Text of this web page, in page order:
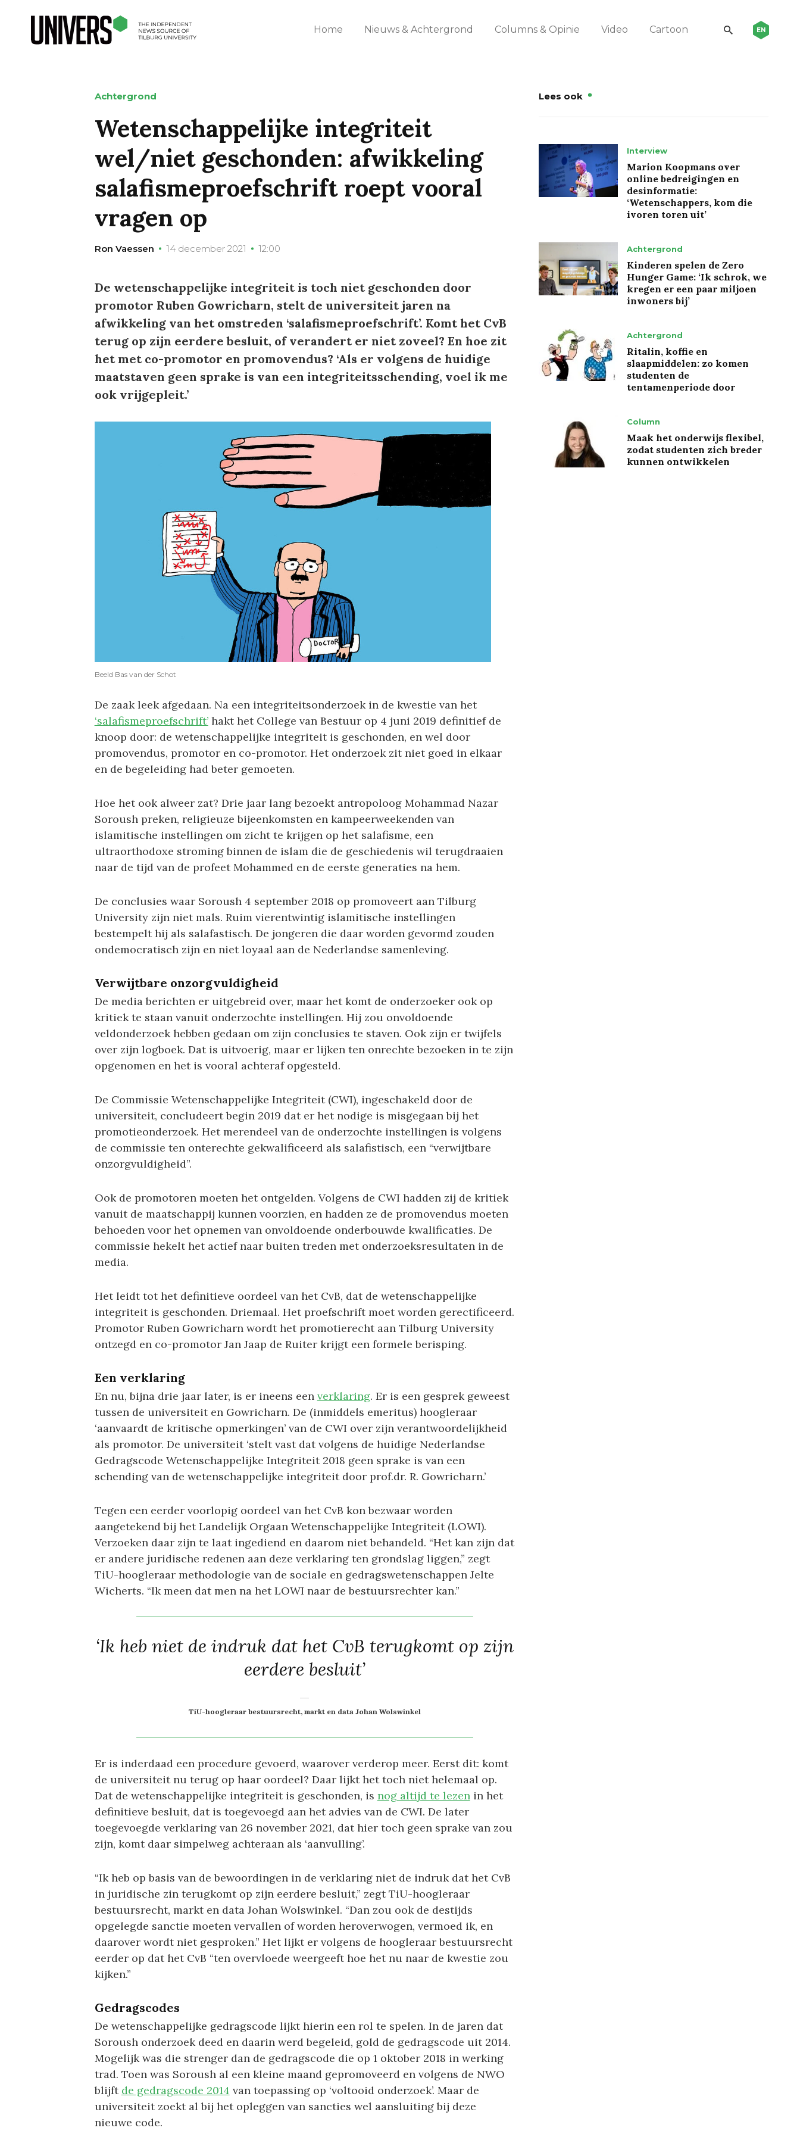
Home Nieuws & Achtergrond Columns & Opinie Video Cartoon EN
Achtergrond
Wetenschappelijke integriteit
wel/niet geschonden: afwikkeling
salafismeproefschrift roept vooral
vragen op
Ron Vaessen 14 december 2021 12:00
De wetenschappelijke integriteit is toch niet geschonden door
promotor Ruben Gowricharn, stelt de universiteit jaren na
afwikkeling van het omstreden ‘salafismeproefschrift’. Komt het CvB
terug op zijn eerdere besluit, of verandert er niet zoveel? En hoe zit
het met co-promotor en promovendus? ‘Als er volgens de huidige
maatstaven geen sprake is van een integriteitsschending, voel ik me
ook vrijgepleit.’
Beeld Bas van der Schot
De zaak leek afgedaan. Na een integriteitsonderzoek in de kwestie van het
‘salafismeproefschrift’hakt het College van Bestuur op 4 juni 2019 definitief de
knoop door: de wetenschappelijke integriteit is geschonden, en wel door
promovendus, promotor en co-promotor. Het onderzoek zit niet goed in elkaar
en de begeleiding had beter gemoeten.
Hoe het ook alweer zat? Drie jaar lang bezoekt antropoloog Mohammad Nazar
Soroush preken, religieuze bijeenkomsten en kampeerweekenden van
islamitische instellingen om zicht te krijgen op het salafisme, een
ultraorthodoxe stroming binnen de islam die de geschiedenis wil terugdraaien
naar de tijd van de profeet Mohammed en de eerste generaties na hem.
De conclusies waar Soroush 4 september 2018 op promoveert aan Tilburg
University zijn niet mals. Ruim vierentwintig islamitische instellingen
bestempelt hij als salafastisch. De jongeren die daar worden gevormd zouden
ondemocratisch zijn en niet loyaal aan de Nederlandse samenleving.
Verwijtbare onzorgvuldigheid
De media berichten er uitgebreid over, maar het komt de onderzoeker ook op
kritiek te staan vanuit onderzochte instellingen. Hij zou onvoldoende
veldonderzoek hebben gedaan om zijn conclusies te staven. Ook zijn er twijfels
over zijn logboek. Dat is uitvoerig, maar er lijken ten onrechte bezoeken in te zijn
opgenomen en het is vooral achteraf opgesteld.
De Commissie Wetenschappelijke Integriteit (CWI), ingeschakeld door de
universiteit, concludeert begin 2019 dat er het nodige is misgegaan bij het
promotieonderzoek. Het merendeel van de onderzochte instellingen is volgens
de commissie ten onterechte gekwalificeerd als salafistisch, een “verwijtbare
onzorgvuldigheid”.
Ook de promotoren moeten het ontgelden. Volgens de CWI hadden zij de kritiek
vanuit de maatschappij kunnen voorzien, en hadden ze de promovendus moeten
behoeden voor het opnemen van onvoldoende onderbouwde kwalificaties. De
commissie hekelt het actief naar buiten treden met onderzoeksresultaten in de
media.
Het leidt tot het definitieve oordeel van het CvB, dat de wetenschappelijke
integriteit is geschonden. Driemaal. Het proefschrift moet worden gerectificeerd.
Promotor Ruben Gowricharn wordt het promotierecht aan Tilburg University
ontzegd en co-promotor Jan Jaap de Ruiter krijgt een formele berisping.
Een verklaring
En nu, bijna drie jaar later, is er ineens een verklaring. Er is een gesprek geweest
tussen de universiteit en Gowricharn. De (inmiddels emeritus) hoogleraar
‘aanvaardt de kritische opmerkingen’ van de CWI over zijn verantwoordelijkheid
als promotor. De universiteit ‘stelt vast dat volgens de huidige Nederlandse
Gedragscode Wetenschappelijke Integriteit 2018 geen sprake is van een
schending van de wetenschappelijke integriteit door prof.dr. R. Gowricharn.’
Tegen een eerder voorlopig oordeel van het CvB kon bezwaar worden
aangetekend bij het Landelijk Orgaan Wetenschappelijke Integriteit (LOWI).
Verzoeken daar zijn te laat ingediend en daarom niet behandeld. “Het kan zijn dat
er andere juridische redenen aan deze verklaring ten grondslag liggen,” zegt
TiU-hoogleraar methodologie van de sociale en gedragswetenschappen Jelte
Wicherts. “Ik meen dat men na het LOWI naar de bestuursrechter kan.”
‘Ik heb niet de indruk dat het CvB terugkomt op zijn
eerdere besluit’
TiU-hoogleraar bestuursrecht, markt en data Johan Wolswinkel
Er is inderdaad een procedure gevoerd, waarover verderop meer. Eerst dit: komt
de universiteit nu terug op haar oordeel? Daar lijkt het toch niet helemaal op.
Dat de wetenschappelijke integriteit is geschonden, is nog altijd te lezenin het
definitieve besluit, dat is toegevoegd aan het advies van de CWI. De later
toegevoegde verklaring van 26 november 2021, dat hier toch geen sprake van zou
zijn, komt daar simpelweg achteraan als ‘aanvulling’.
“Ik heb op basis van de bewoordingen in de verklaring niet de indruk dat het CvB
in juridische zin terugkomt op zijn eerdere besluit,” zegt TiU-hoogleraar
bestuursrecht, markt en data Johan Wolswinkel. “Dan zou ook de destijds
opgelegde sanctie moeten vervallen of worden heroverwogen, vermoed ik, en
daarover wordt niet gesproken.” Het lijkt er volgens de hoogleraar bestuursrecht
eerder op dat het CvB “ten overvloede weergeeft hoe het nu naar de kwestie zou
kijken.”
Gedragscodes
De wetenschappelijke gedragscode lijkt hierin een rol te spelen. In de jaren dat
Soroush onderzoek deed en daarin werd begeleid, gold de gedragscode uit 2014.
Mogelijk was die strenger dan de gedragscode die op 1 oktober 2018 in werking
trad. Toen was Soroush al een kleine maand gepromoveerd en volgens de NWO
blijft de gedragscode 2014 van toepassing op ‘voltooid onderzoek’. Maar de
universiteit zoekt al bij het opleggen van sancties wel aansluiting bij deze
nieuwe code.
Lees ook
Interview
Marion Koopmans over
online bedreigingen en
desinformatie:
‘Wetenschappers, kom die
ivoren toren uit’
Achtergrond
Kinderen spelen de Zero
Hunger Game: ‘Ik schrok, we
kregen er een paar miljoen
inwoners bij’
Achtergrond
Ritalin, koffie en
slaapmiddelen: zo komen
studenten de
tentamenperiode door
Column
Maak het onderwijs flexibel,
zodat studenten zich breder
kunnen ontwikkelen